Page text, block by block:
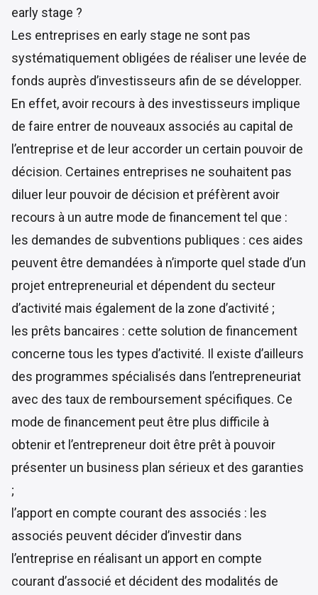
early stage ?
Les entreprises en early stage ne sont pas
systématiquement obligées de réaliser une levée de
fonds auprès d’investisseurs afin de se développer.
En effet, avoir recours à des investisseurs implique
de faire entrer de nouveaux associés au capital de
l’entreprise et de leur accorder un certain pouvoir de
décision. Certaines entreprises ne souhaitent pas
diluer leur pouvoir de décision et préfèrent avoir
recours à un autre mode de financement tel que :
les demandes de subventions publiques : ces aides
peuvent être demandées à n’importe quel stade d’un
projet entrepreneurial et dépendent du secteur
d’activité mais également de la zone d’activité ;
les prêts bancaires : cette solution de financement
concerne tous les types d’activité. Il existe d’ailleurs
des programmes spécialisés dans l’entrepreneuriat
avec des taux de remboursement spécifiques. Ce
mode de financement peut être plus difficile à
obtenir et l’entrepreneur doit être prêt à pouvoir
présenter un business plan sérieux et des garanties
;
l’apport en compte courant des associés : les
associés peuvent décider d’investir dans
l’entreprise en réalisant un apport en compte
courant d’associé et décident des modalités de